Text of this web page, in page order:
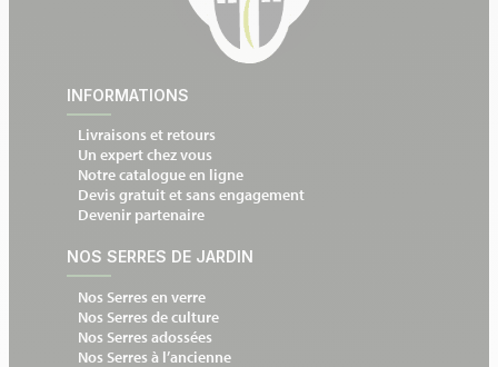
INFORMATIONS
Livraisons et retours
Un expert chez vous
Notre catalogue en ligne
Devis gratuit et sans engagement
Devenir partenaire
NOS SERRES DE JARDIN
Nos Serres en verre
Nos Serres de culture
Nos Serres adossées
Nos Serres à l’ancienne